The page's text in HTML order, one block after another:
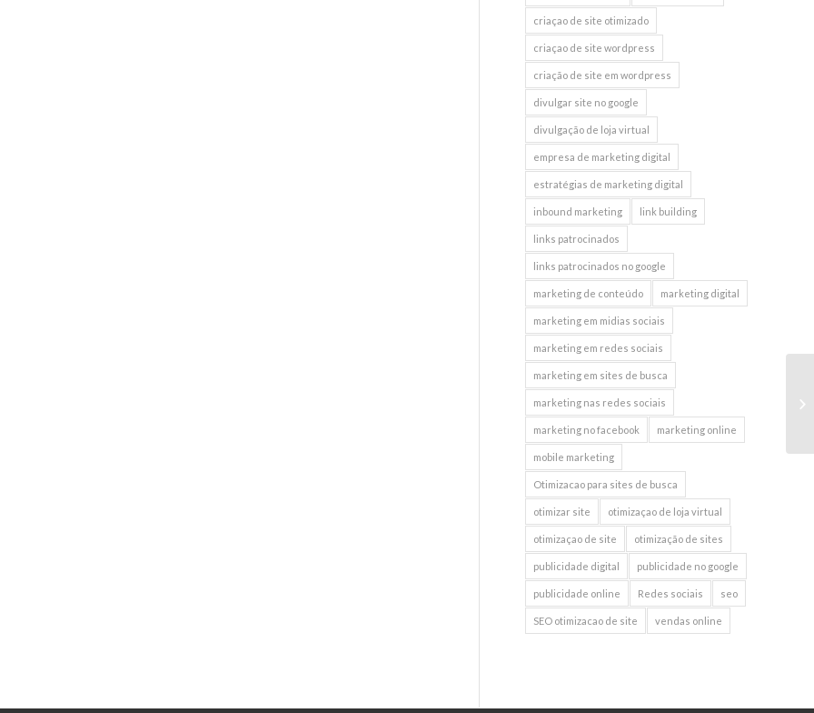
criaçao de site otimizado
criaçao de site wordpress
criação de site em wordpress
divulgar site no google
divulgação de loja virtual
empresa de marketing digital
estratégias de marketing digital
inbound marketing link building
links patrocinados
links patrocinados no google
marketing de conteúdo marketing digital
marketing em midias sociais
marketing em redes sociais
marketing em sites de busca
marketing nas redes sociais
marketing no facebook marketing online
mobile marketing
Otimizacao para sites de busca
otimizar site otimizaçao de loja virtual
otimizaçao de site otimização de sites
publicidade digital publicidade no google
publicidade online Redes sociais seo
SEO otimizacao de site vendas online